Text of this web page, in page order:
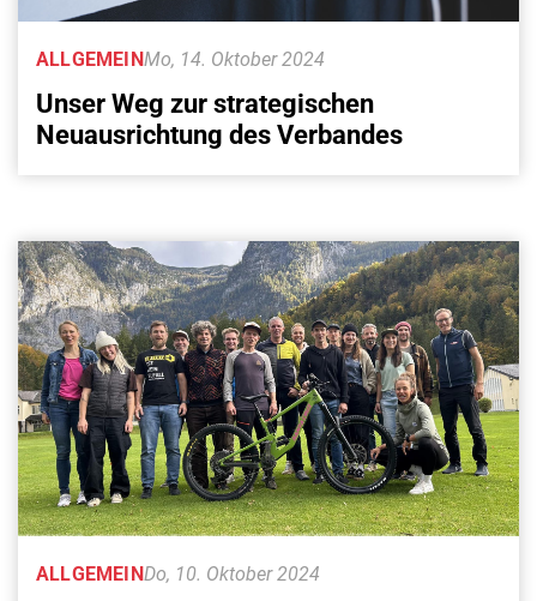
Mo, 14. Oktober 2024
ALLGEMEIN
Unser Weg zur strategischen
Neuausrichtung des Verbandes
Do, 10. Oktober 2024
ALLGEMEIN